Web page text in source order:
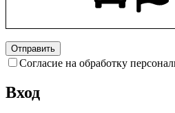
Согласие на обработку
Вход